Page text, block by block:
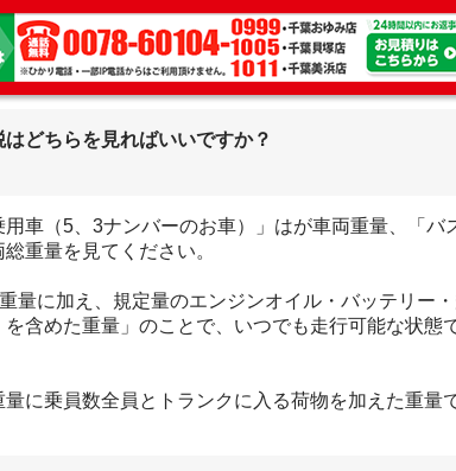
どちらを見ればいいですか？
車（5、3ナンバーのお車）」はが車両重量、「バ
重量を見てください。
量に加え、規定量のエンジンオイル・バッテリー
含めた重量」のことで、いつでも走行可能な状態
に乗員数全員とトランクに入る荷物を加えた重量